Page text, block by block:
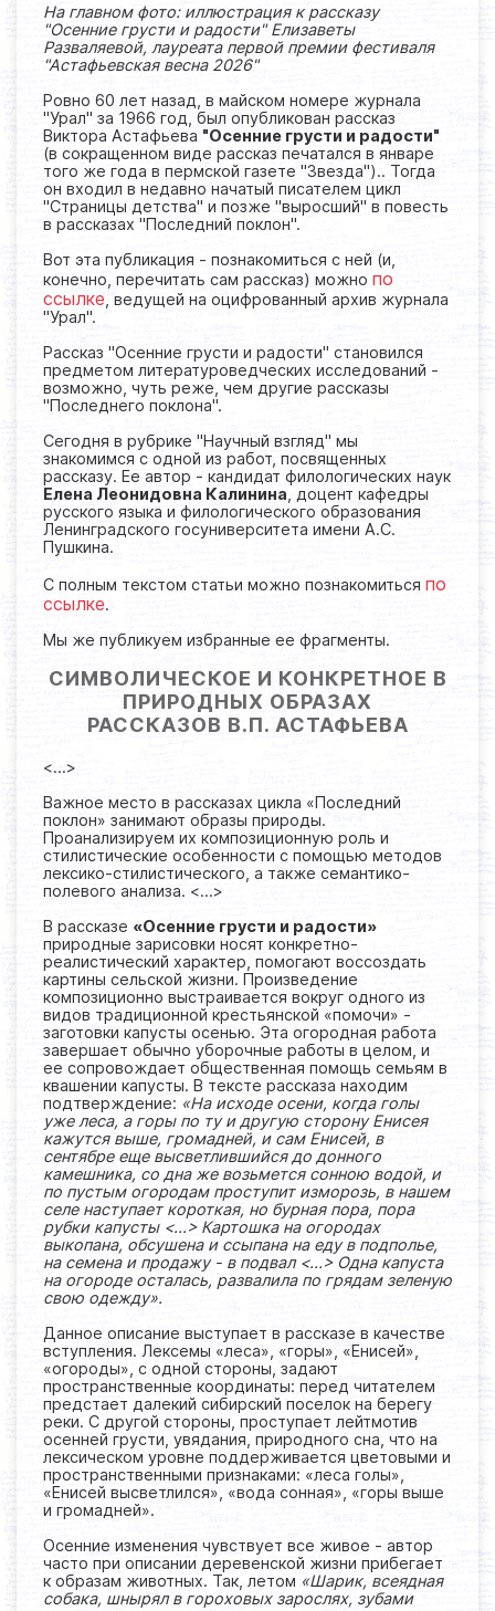
На главном фото: иллюстрация к рассказу
"Осенние грусти и радости" Елизаветы
Разваляевой, лауреата первой премии фестиваля
"Астафьевская весна 2026"
Ровно 60 лет назад, в майском номере журнала
"Урал" за 1966 год, был опубликован рассказ
Виктора Астафьева "Осенние грусти и радости"
(в сокращенном виде рассказ печатался в январе
того же года в пермской газете "Звезда").. Тогда
он входил в недавно начатый писателем цикл
"Страницы детства" и позже "выросший" в повесть
в рассказах "Последний поклон".
Вот эта публикация - познакомиться с ней (и,
конечно, перечитать сам рассказ) можно по
ссылке , ведущей на оцифрованный архив журнала
"Урал".
Рассказ "Осенние грусти и радости" становился
предметом литературоведческих исследований -
возможно, чуть реже, чем другие рассказы
"Последнего поклона".
Сегодня в рубрике "Научный взгляд" мы
знакомимся с одной из работ, посвященных
рассказу. Ее автор - кандидат филологических наук
Елена Леонидовна Калинина , доцент кафедры
русского языка и филологического образования
Ленинградского госуниверситета имени А.С.
Пушкина.
С полным текстом статьи можно познакомиться по
ссылке.
Мы же публикуем избранные ее фрагменты.
СИМВОЛИЧЕСКОЕ И КОНКРЕТНОЕ В
ПРИРОДНЫХ ОБРАЗАХ
РАССКАЗОВ В.П. АСТАФЬЕВА
<...>
Важное место в рассказах цикла «Последний
поклон» занимают образы природы.
Проанализируем их композиционную роль и
стилистические особенности с помощью методов
лексико-стилистического, а также семантико-
полевого анализа. <...>
В рассказе «Осенние грусти и радости»
природные зарисовки носят конкретно-
реалистический характер, помогают воссоздать
картины сельской жизни. Произведение
композиционно выстраивается вокруг одного из
видов традиционной крестьянской «помочи» -
заготовки капусты осенью. Эта огородная работа
завершает обычно уборочные работы в целом, и
ее сопровождает общественная помощь семьям в
квашении капусты. В тексте рассказа находим
подтверждение: «На исходе осени, когда голы
уже леса, а горы по ту и другую сторону Енисея
кажутся выше, громадней, и сам Енисей, в
сентябре еще высветлившийся до донного
камешника, со дна же возьмется сонною водой, и
по пустым огородам проступит изморозь, в нашем
селе наступает короткая, но бурная пора, пора
рубки капусты <...> Картошка на огородах
выкопана, обсушена и ссыпана на еду в подполье,
на семена и продажу - в подвал <...> Одна капуста
на огороде осталась, развалила по грядам зеленую
свою одежду».
Данное описание выступает в рассказе в качестве
вступления. Лексемы «леса», «горы», «Енисей»,
«огороды», с одной стороны, задают
пространственные координаты: перед читателем
предстает далекий сибирский поселок на берегу
реки. С другой стороны, проступает лейтмотив
осенней грусти, увядания, природного сна, что на
лексическом уровне поддерживается цветовыми и
пространственными признаками: «леса голы»,
«Енисей высветлился», «вода сонная», «горы выше
и громадней».
Осенние изменения чувствует все живое - автор
часто при описании деревенской жизни прибегает
к образам животных. Так, летом «Шарик, всеядная
собака, шнырял в гороховых зарослях, зубами